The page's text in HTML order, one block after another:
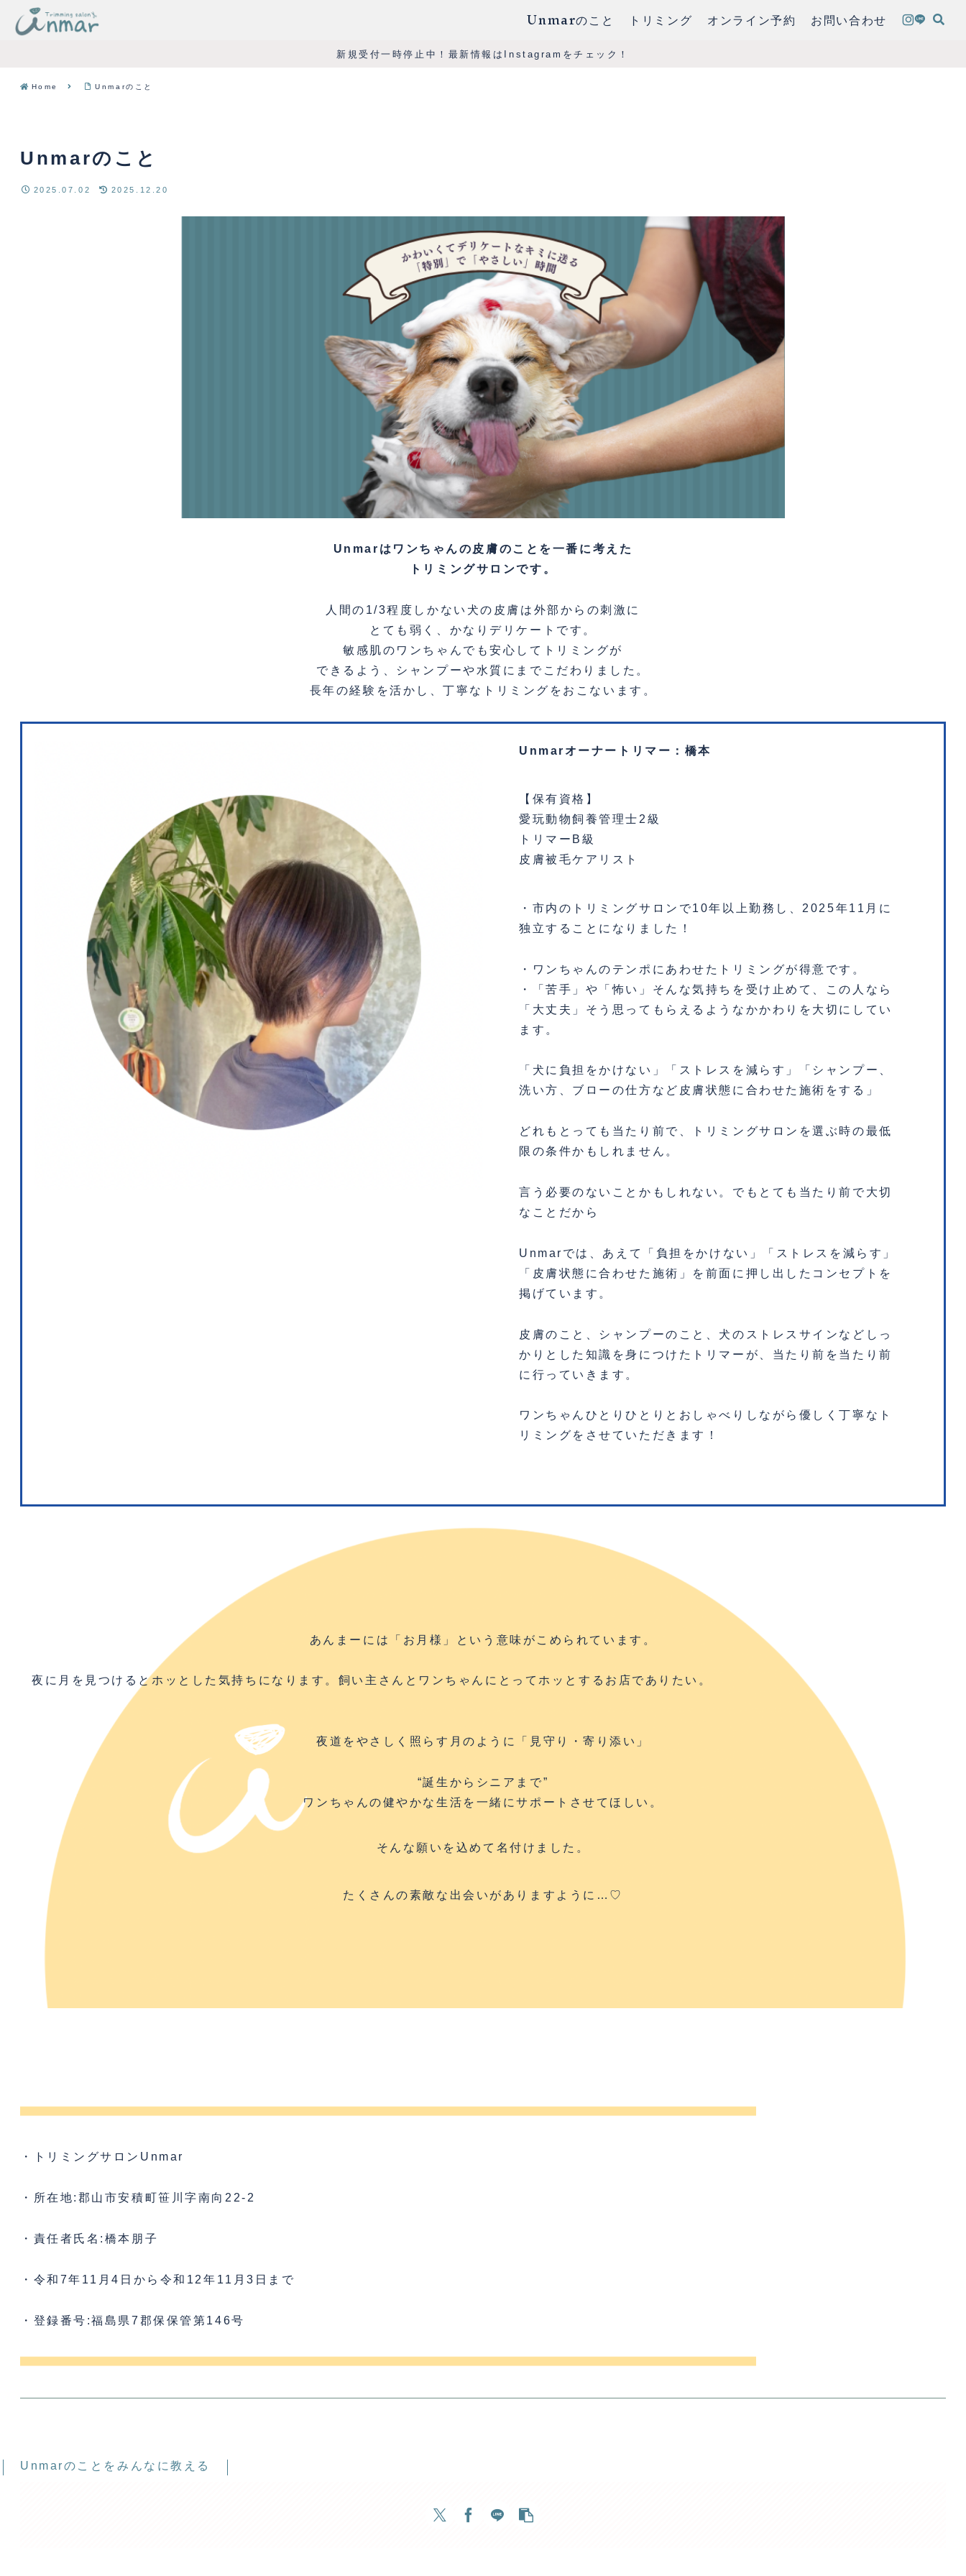
Unmarのこと トリミング オンライン予約 お問い合わせ
新規受付一時停止中！最新情報はInstagramをチェック！
Home Unmarのこと
Unmarのこと
2025.07.02 2025.12.20
Unmarはワンちゃんの皮膚のことを一番に考えた
トリミングサロンです。
人間の1/3程度しかない犬の皮膚は外部からの刺激に
とても弱く、かなりデリケートです。
敏感肌のワンちゃんでも安心してトリミングが
できるよう、シャンプーや水質にまでこだわりました。
長年の経験を活かし、丁寧なトリミングをおこないます。
Unmarオーナートリマー：橋本
【保有資格】
愛玩動物飼養管理士2級
トリマーB級
皮膚被毛ケアリスト
・市内のトリミングサロンで10年以上勤務し、2025年11月に
独立することになりました！
・ワンちゃんのテンポにあわせたトリミングが得意です。
・「苦手」や「怖い」そんな気持ちを受け止めて、この人なら
「大丈夫」そう思ってもらえるようなかかわりを大切にしてい
ます。
「犬に負担をかけない」「ストレスを減らす」「シャンプー、
洗い方、ブローの仕方など皮膚状態に合わせた施術をする」
どれもとっても当たり前で、トリミングサロンを選ぶ時の最低
限の条件かもしれません。
言う必要のないことかもしれない。でもとても当たり前で大切
なことだから
Unmarでは、あえて「負担をかけない」「ストレスを減らす」
「皮膚状態に合わせた施術」を前面に押し出したコンセプトを
掲げています。
皮膚のこと、シャンプーのこと、犬のストレスサインなどしっ
かりとした知識を身につけたトリマーが、当たり前を当たり前
に行っていきます。
ワンちゃんひとりひとりとおしゃべりしながら優しく丁寧なト
リミングをさせていただきます！
あんまーには「お月様」という意味がこめられています。
夜に月を見つけるとホッとした気持ちになります。飼い主さんとワンちゃんにとってホッとするお店でありたい。
夜道をやさしく照らす月のように「 見守り・寄り添い 」
“誕生からシニアまで”
ワンちゃんの健やかな生活を一緒にサポートさせてほしい。
そんな願いを込めて名付けました。
たくさんの素敵な出会いがありますように…♡
・トリミングサロンUnmar
・所在地:郡山市安積町笹川字南向22-2
・責任者氏名:橋本朋子
・令和7年11月4日から令和12年11月3日まで
・登録番号:福島県7郡保保管第146号
Unmarのことをみんなに教える